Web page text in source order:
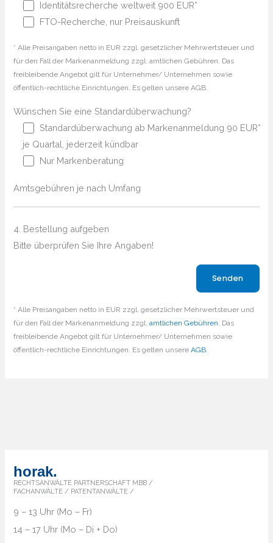
Identitätsrecherche weltweit 900 EUR*
FTO-Recherche, nur Preisauskunft
* Alle Preisangaben netto in EUR zzgl. gesetzlicher Mehrwertsteuer und
für den Fall der Markenanmeldung zzgl. amtlichen Gebühren. Das
freibleibende Angebot gilt für Unternehmer/ Unternehmen sowie
öffentlich-rechtliche Einrichtungen. Es gelten unsere AGB.
Wünschen Sie eine Standardüberwachung?
Standardüberwachung ab Markenanmeldung 90 EUR*
je Quartal, jederzeit kündbar
Nur Markenberatung
Amtsgebühren je nach Umfang
4. Bestellung aufgeben
Bitte überprüfen Sie Ihre Angaben!
* Alle Preisangaben netto in EUR zzgl. gesetzlicher Mehrwertsteuer und
für den Fall der Markenanmeldung zzgl.amtlichen Gebühren. Das
freibleibende Angebot gilt für Unternehmer/ Unternehmen sowie
öffentlich-rechtliche Einrichtungen. Es gelten unsereAGB.
horak.
RECHTSANWÄLTE PARTNERSCHAFT MBB /
FACHANWÄLTE / PATENTANWÄLTE /
9 – 13 Uhr (Mo – Fr)
14 – 17 Uhr (Mo – Di + Do)